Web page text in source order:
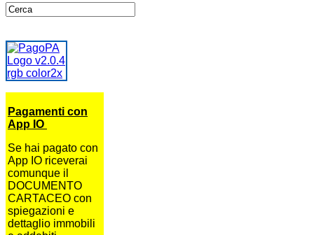
Pagamenti con
App IO
Se hai pagato con
App IO riceverai
comunque il
DOCUMENTO
CARTACEO con
spiegazioni e
dettaglio immobili